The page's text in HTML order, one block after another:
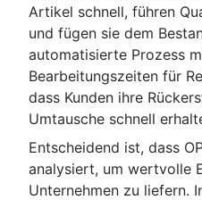
Artikel schnell, führen
und fügen sie dem
automatisierte Prozess
Bearbeitungszeiten für
dass Kunden ihre
Umtausche schnell
Entscheidend ist, dass
analysiert, um wertvolle
Unternehmen zu liefern.